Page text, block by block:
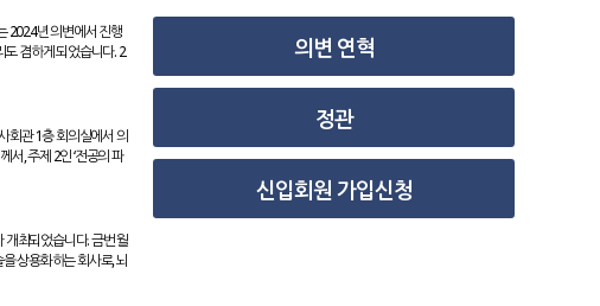
2024년 의변에서 진행
도 겸하게 되었습니다. 2
회관 1층 회의실에서 의
서, 주제 2인 ‘전공의 파
개최되었습니다. 금번 월
상용화하는 회사로, 뇌
의변 연혁
정관
신입회원 가입신청